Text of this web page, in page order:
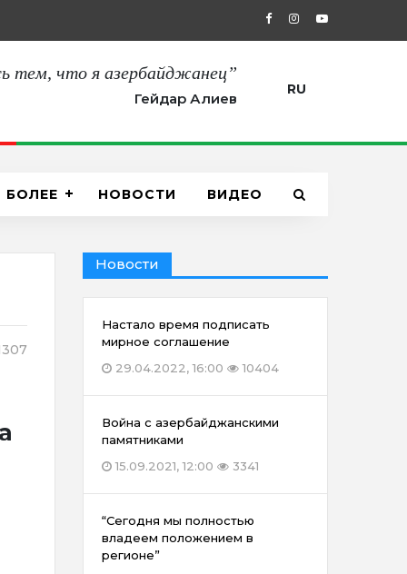
27.08.2021, 12:00 “Сегодня мы
тем, что я азербайджанец”
Гейдар Алиев
RU
БОЛЕЕ НОВОСТИ ВИДЕО
Новости
Настало время подписать
мирное соглашение
29.04.2022, 16:00
10404
Война с азербайджанскими
памятниками
15.09.2021, 12:00
3341
“Сегодня мы полностью
владеем положением в
регионе”